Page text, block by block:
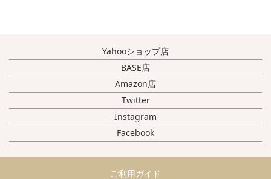
Yahooショップ店
BASE店
Amazon店
Twitter
Instagram
Facebook
ご利用ガイド